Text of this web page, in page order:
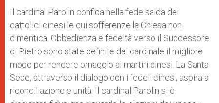
Il cardinal Parolin confida nella fede salda dei
cattolici cinesi le cui sofferenze la Chiesa non
dimentica. Obbedienza e fedeltà verso il Successore
di Pietro sono state definite dal cardinale il migliore
modo per rendere omaggio ai martiri cinesi. La Santa
Sede, attraverso il dialogo con i fedeli cinesi, aspira a
riconciliazione e unità. Il cardinal Parolin si è